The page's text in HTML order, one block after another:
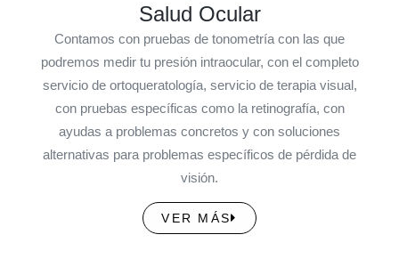
Salud Ocular
Contamos con pruebas de tonometría con las que
podremos medir tu presión intraocular, con el completo
servicio de ortoqueratología, servicio de terapia visual,
con pruebas específicas como la retinografía, con
ayudas a problemas concretos y con soluciones
alternativas para problemas específicos de pérdida de
visión.
VER MÁS